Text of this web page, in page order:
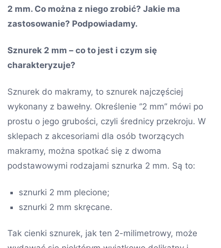
2 mm. Co można z niego zrobić? Jakie ma
zastosowanie? Podpowiadamy.
Sznurek 2 mm – co to jest i czym się
charakteryzuje?
Sznurek do makramy, to sznurek najczęściej
wykonany z bawełny. Określenie ‘’2 mm’’ mówi po
prostu o jego grubości, czyli średnicy przekroju. W
sklepach z akcesoriami dla osób tworzących
makramy, można spotkać się z dwoma
podstawowymi rodzajami sznurka 2 mm. Są to:
sznurki 2 mm plecione;
sznurki 2 mm skręcane.
Tak cienki sznurek, jak ten 2-milimetrowy, może